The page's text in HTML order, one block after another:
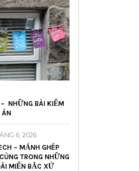
NHỮNG BÀI KIỂM
ÁN
6, 2026
– MẢNH GHÉP
TRONG NHỮNG
MIẾN BẮC XỨ